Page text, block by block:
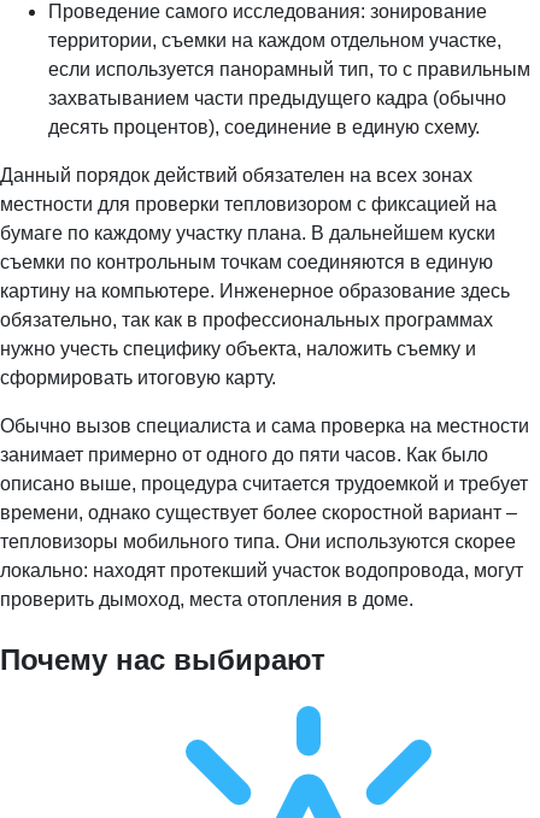
Проведение самого исследования: зонирование
территории, съемки на каждом отдельном участке,
если используется панорамный тип, то с правильным
захватыванием части предыдущего кадра (обычно
десять процентов), соединение в единую схему.
Данный порядок действий обязателен на всех зонах
местности для проверки тепловизором с фиксацией на
бумаге по каждому участку плана. В дальнейшем куски
съемки по контрольным точкам соединяются в единую
картину на компьютере. Инженерное образование здесь
обязательно, так как в профессиональных программах
нужно учесть специфику объекта, наложить съемку и
сформировать итоговую карту.
Обычно вызов специалиста и сама проверка на местности
занимает примерно от одного до пяти часов. Как было
описано выше, процедура считается трудоемкой и требует
времени, однако существует более скоростной вариант –
тепловизоры мобильного типа. Они используются скорее
локально: находят протекший участок водопровода, могут
проверить дымоход, места отопления в доме.
Почему нас выбирают